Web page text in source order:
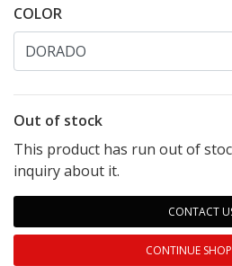
COLOR
Out of stock
This product has run out of
inquiry about it.
CONTACT
CONTINUE